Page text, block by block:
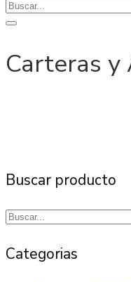
Carteras y
Buscar producto
Categorias